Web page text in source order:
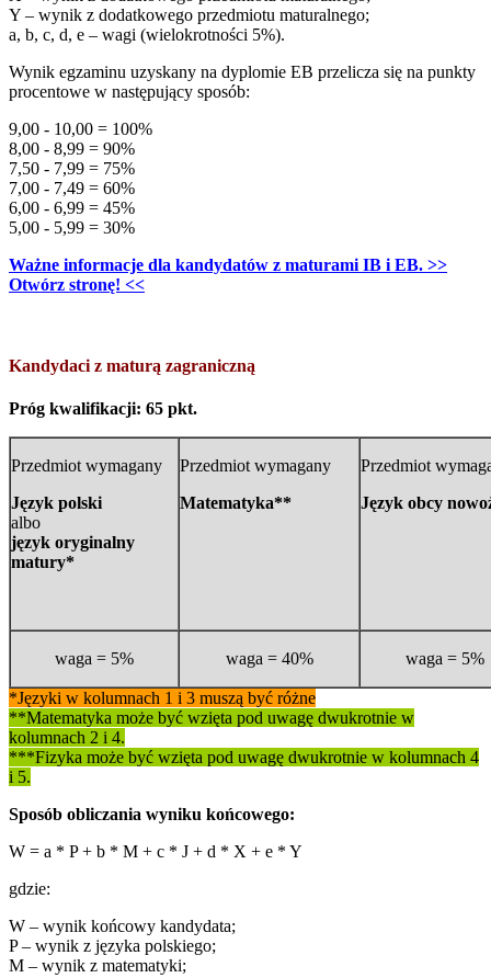
Y – wynik z dodatkowego przedmiotu maturalnego;
a, b, c, d, e – wagi (wielokrotności 5%).
Wynik egzaminu uzyskany na dyplomie EB przelicza się na punkty
procentowe w następujący sposób:
9,00 - 10,00 = 100%
8,00 - 8,99 = 90%
7,50 - 7,99 = 75%
7,00 - 7,49 = 60%
6,00 - 6,99 = 45%
5,00 - 5,99 = 30%
Ważne informacje dla kandydatów z maturami IB i EB. >>
Otwórz stronę! <<
Kandydaci z maturą zagraniczną
Próg kwalifikacji: 65 pkt.
Przedmiot wymagany
Język polski
albo
język oryginalny
matury*
Przedmiot wymagany
Matematyka**
Przedmiot
Język obcy
waga = 5% waga = 40% waga = 5%
*Języki w kolumnach 1 i 3 muszą być różne
**Matematyka może być wzięta pod uwagę dwukrotnie w
kolumnach 2 i 4.
***Fizyka może być wzięta pod uwagę dwukrotnie w kolumnach 4
i 5.
Sposób obliczania wyniku końcowego:
W = a * P + b * M + c * J + d * X + e * Y
gdzie:
W – wynik końcowy kandydata;
P – wynik z języka polskiego;
M – wynik z matematyki;